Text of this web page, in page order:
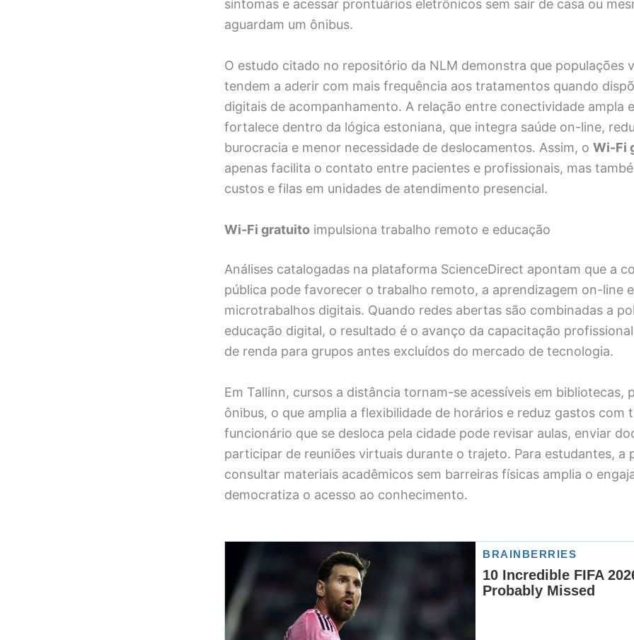
sintomas e acessar prontuários eletrônicos sem sair de casa ou
aguardam um ônibus.
O estudo citado no repositório da NLM demonstra que populações
tendem a aderir com mais frequência aos tratamentos quando
digitais de acompanhamento. A relação entre conectividade ampla
fortalece dentro da lógica estoniana, que integra saúde on-line,
burocracia e menor necessidade de deslocamentos. Assim, o Wi-Fi
apenas facilita o contato entre pacientes e profissionais, mas
custos e filas em unidades de atendimento presencial.
Wi-Fi gratuito impulsiona trabalho remoto e educação
Análises catalogadas na plataforma ScienceDirect apontam que a
pública pode favorecer o trabalho remoto, a aprendizagem on-line
microtrabalhos digitais. Quando redes abertas são combinadas a
educação digital, o resultado é o avanço da capacitação
de renda para grupos antes excluídos do mercado de tecnologia.
Em Tallinn, cursos a distância tornam-se acessíveis em bibliotecas,
ônibus, o que amplia a flexibilidade de horários e reduz gastos com
funcionário que se desloca pela cidade pode revisar aulas, enviar
participar de reuniões virtuais durante o trajeto. Para estudantes, a
consultar materiais acadêmicos sem barreiras físicas amplia o
democratiza o acesso ao conhecimento.